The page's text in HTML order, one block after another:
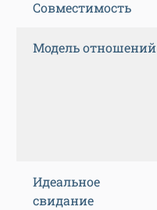
Совместимость
Модель отношений
Идеальное
свидание